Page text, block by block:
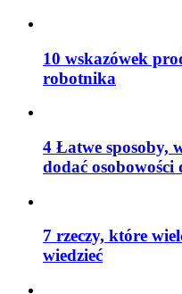
10 wskazówek
robotnika
4 Łatwe sposoby,
dodać
7 rzeczy, które
wiedzieć